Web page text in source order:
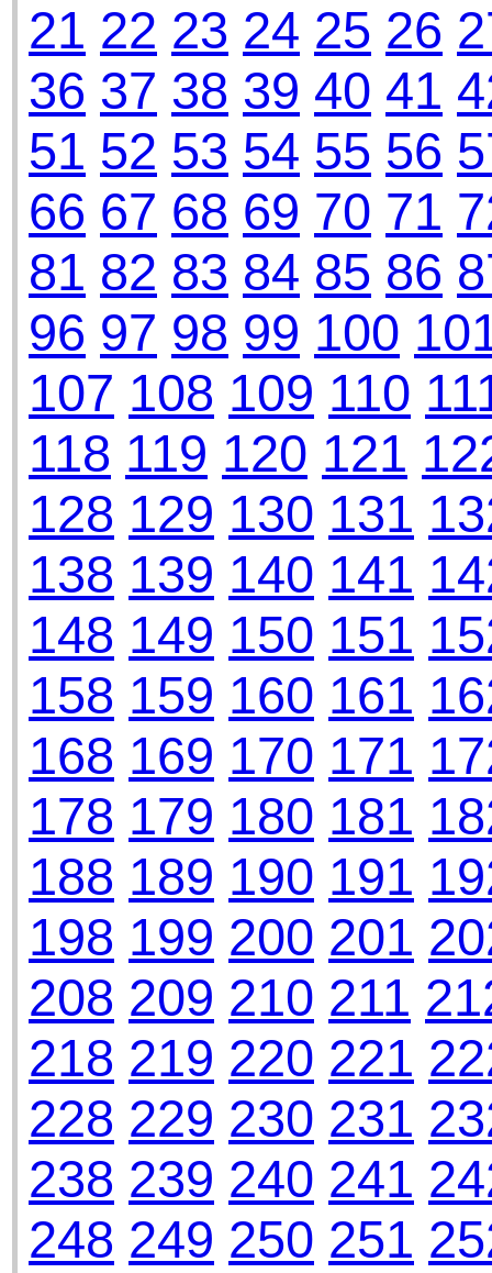
21 22 23 24 25 26
36 37 38 39 40 41
51 52 53 54 55 56
66 67 68 69 70 71
81 82 83 84 85 86
96 97 98 99 100
107 108 109 110
118 119 120 121
128 129 130 131
138 139 140 141
148 149 150 151
158 159 160 161
168 169 170 171
178 179 180 181
188 189 190 191
198 199 200 201
208 209 210 211
218 219 220 221
228 229 230 231
238 239 240 241
248 249 250 251